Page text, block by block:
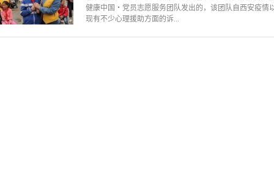
健康中国‧党员志愿服务团队发出的，该团队自西安疫情
现有不少心理援助方面的诉...